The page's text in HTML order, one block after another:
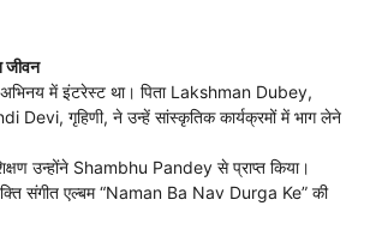
जीवन
में इंटरेस्ट था। पिता Lakshman Dubey,
Devi, गृहिणी, ने उन्हें सांस्कृतिक कार्यक्रमों में भाग लेने
उन्होंने Shambhu Pandey से प्राप्त किया।
संगीत एल्बम “Naman Ba Nav Durga Ke” की